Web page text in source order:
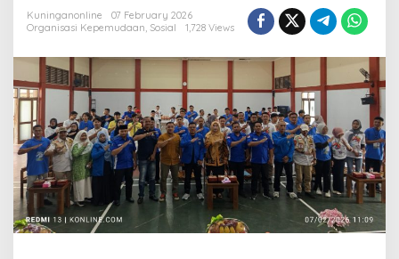
Tahapan
Strategis
Musda
Kuninganonline
07 February 2026
Organisasi Kepemudaan, Sosial 1,728 Views